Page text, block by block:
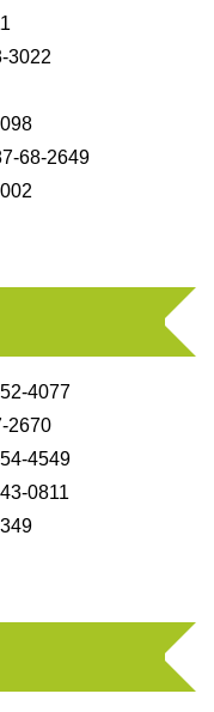
3022
68-2649
4077
2670
4549
0811